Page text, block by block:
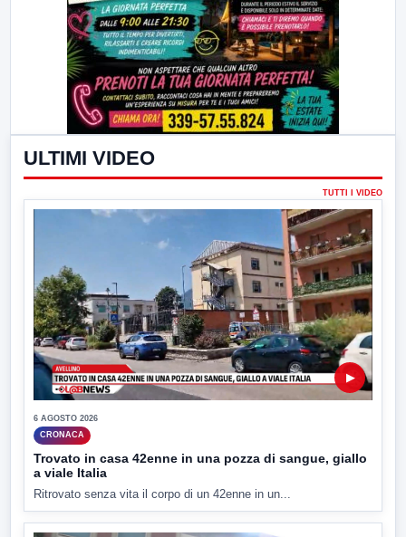
ULTIMI VIDEO
TUTTI I VIDEO
▶
6 AGOSTO 2026
CRONACA
Trovato in casa 42enne in una pozza di sangue, giallo
a viale Italia
Ritrovato senza vita il corpo di un 42enne in un...